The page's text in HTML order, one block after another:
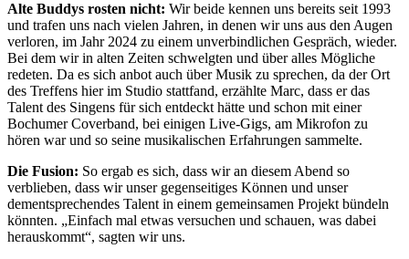
Alte Buddys rosten nicht: Wir beide kennen uns bereits seit 1993
und trafen uns nach vielen Jahren, in denen wir uns aus den Augen
verloren, im Jahr 2024 zu einem unverbindlichen Gespräch, wieder.
Bei dem wir in alten Zeiten schwelgten und über alles Mögliche
redeten. Da es sich anbot auch über Musik zu sprechen, da der Ort
des Treffens hier im Studio stattfand, erzählte Marc, dass er das
Talent des Singens für sich entdeckt hätte und schon mit einer
Bochumer Coverband, bei einigen Live-Gigs, am Mikrofon zu
hören war und so seine musikalischen Erfahrungen sammelte.
Die Fusion: So ergab es sich, dass wir an diesem Abend so
verblieben, dass wir unser gegenseitiges Können und unser
dementsprechendes Talent in einem gemeinsamen Projekt bündeln
könnten. „Einfach mal etwas versuchen und schauen, was dabei
herauskommt“, sagten wir uns.